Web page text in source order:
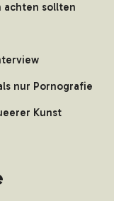
achten sollten
nur Pornografie
Kunst